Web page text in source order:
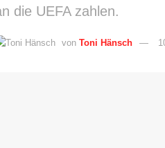
die UEFA zahlen.
von Toni Hänsch